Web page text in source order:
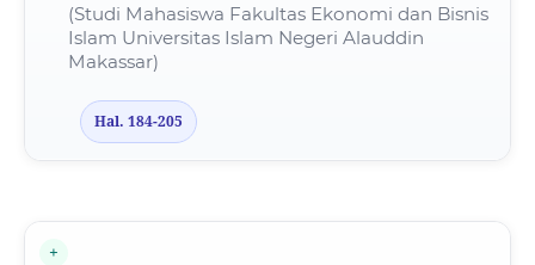
(Studi Mahasiswa Fakultas Ekonomi dan Bisnis
Islam Universitas Islam Negeri Alauddin
Makassar)
Hal. 184-205